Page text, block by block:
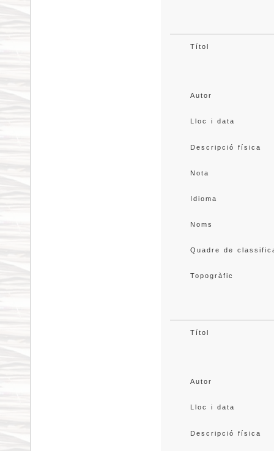
Títol
Autor
Lloc i data
Descripció física
Nota
Idioma
Noms
Quadre de
Topogràfic
Títol
Autor
Lloc i data
Descripció física